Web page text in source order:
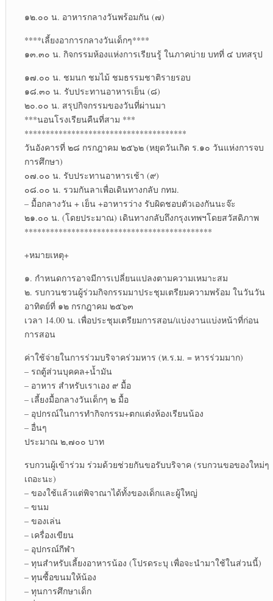
๑๒.๐๐ น. อาหารกลางวันพร้อมกัน (๗)
****เลี้ยงอาการกลางวันเด็กๆ****
๑๓.๓๐ น. กิจกรรมห้องแห่งการเรียนรู้ ในภาคบ่าย บทที่ ๔ บทสรุป
๑๗.๐๐ น. ชมนก ชมไม้ ชมธรรมชาติรายรอบ
๑๘.๓๐ น. รับประทานอาหารเย็น (๘)
๒๐.๐๐ น. สรุปกิจกรรมของวันที่ผ่านมา
***นอนโรงเรียนคืนที่สาม ***
**************************************
วันอังคารที่ ๒๘ กรกฎาคม ๒๕๖๒ (หยุดวันเกิด ร.๑๐ วันแห่งการจบ
การศึกษา)
๐๗.๐๐ น. รับประทานอาหารเช้า (๙)
๐๘.๐๐ น. รวมกันลาเพื่อเดินทางกลับ กทม.
– มื้อกลางวัน + เย็น +อาหารว่าง รับผิดชอบตัวเองกันนะจ๊ะ
๒๑.๐๐ น. (โดยประมาณ) เดินทางกลับถึงกรุงเทพฯโดยสวัสดิภาพ
********************************************
+หมายเหตุ+
๑. กำหนดการอาจมีการเปลี่ยนแปลงตามความเหมาะสม
๒. รบกวนชวนผู้ร่วมกิจกรรมมาประชุมเตรียมความพร้อม ในวันวัน
อาทิตย์ที่ ๑๒ กรกฎาคม ๒๕๖๓
เวลา 14.00 น. เพื่อประชุมเตรียมการสอน/แบ่งงานแบ่งหน้าที่ก่อน
การสอน
ค่าใช้จ่ายในการร่วมบริจาคร่วมหาร (ห.ร.ม. = หารร่วมมาก)
– รถตู้ส่วนบุคคล+น้ำมัน
– อาหาร สำหรับเราเอง ๙ มื้อ
– เลี้ยงมื้อกลางวันเด็กๆ ๒ มื้อ
– อุปกรณ์ในการทำกิจกรรม+ตกแต่งห้องเรียนน้อง
– อื่นๆ
ประมาณ ๒,๗๐๐ บาท
รบกวนผู้เข้าร่วม ร่วมด้วยช่วยกันขอรับบริจาค (รบกวนขอของใหม่ๆ
เถอะนะ)
– ของใช้แล้วแต่พิจาณาได้ทั้งของเด็กและผู้ใหญ่
– ขนม
– ของเล่น
– เครื่องเขียน
– อุปกรณ์กีฬา
– ทุนสำหรับเลี้ยงอาหารน้อง (โปรดระบุ เพื่อจะนำมาใช้ในส่วนนี้)
– ทุนซื้อขนมให้น้อง
– ทุนการศึกษาเด็ก